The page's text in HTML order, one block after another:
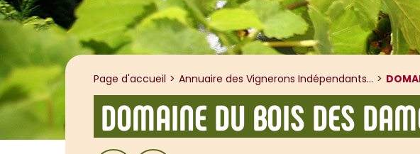
Page d'accueil Annuaire des Vignerons Indépendants...
DOMAINE DU BOIS DES